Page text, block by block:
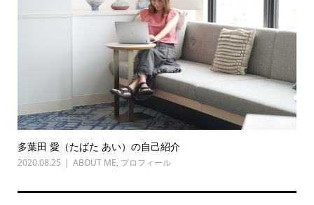
多葉田 愛（たばた あい）の自己紹介
2020.08.25 ABOUT ME, プロフィール